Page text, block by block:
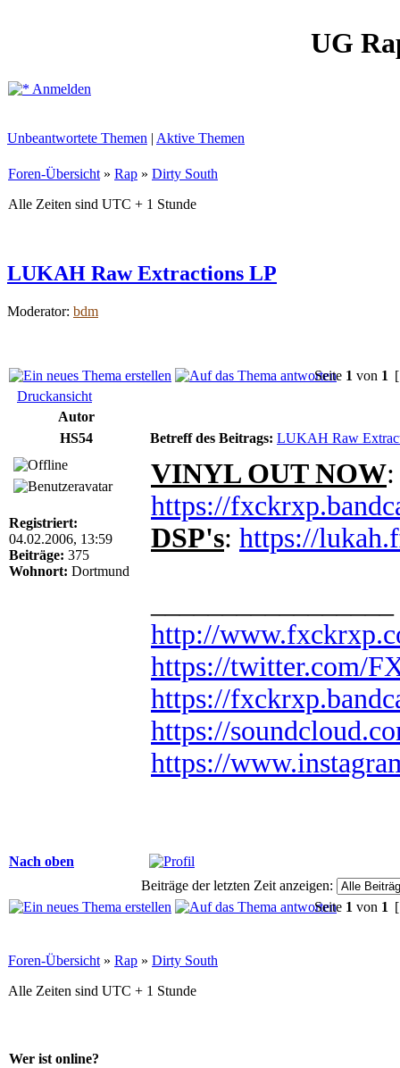
UG
Anmelden
Unbeantwortete Themen | Aktive Themen
Foren-Übersicht » Rap » Dirty South
Alle Zeiten sind UTC + 1 Stunde
LUKAH Raw Extractions LP
Moderator: bdm
Seite 1 von 1
Druckansicht
Autor
HS54
Betreff des Beitrags: LUKAH Raw
Registriert:
04.02.2006, 13:59
Beiträge: 375
Wohnort: Dortmund
VINYL OUT NOW:
https://
DSP's: https://
http://
https://twitter.com/
https://
https://
https://
Nach oben
Beiträge der letzten Zeit anzeigen:
Seite 1 von 1
Foren-Übersicht » Rap » Dirty South
Alle Zeiten sind UTC + 1 Stunde
Wer ist online?